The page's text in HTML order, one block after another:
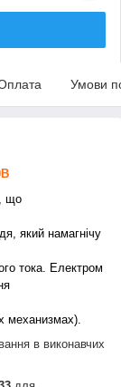
Умови
, що
який намагнічу
тока. Електром
механизмах).
в виконавчих